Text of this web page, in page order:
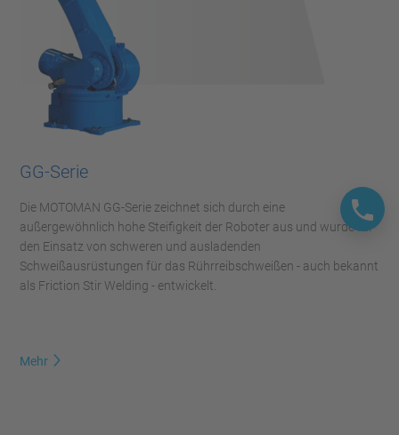
GG-Serie
Die MOTOMAN GG-Serie zeichnet sich durch eine
außergewöhnlich hohe Steifigkeit der Roboter aus und wurde für
den Einsatz von schweren und ausladenden
Schweißausrüstungen für das Rührreibschweißen - auch bekannt
als Friction Stir Welding - entwickelt.
Mehr